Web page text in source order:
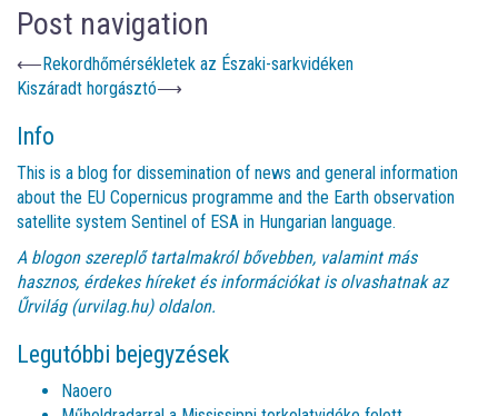
Post navigation
⟵Rekordhőmérsékletek az Északi-sarkvidéken
Kiszáradt horgásztó⟶
Info
This is a blog for dissemination of news and general information
about the EU Copernicus programme and the Earth observation
satellite system Sentinel of ESA in Hungarian language.
A blogon szereplő tartalmakról bővebben, valamint más
hasznos, érdekes híreket és információkat is olvashatnak az
Űrvilág (urvilag.hu)oldalon.
Legutóbbi bejegyzések
Naoero